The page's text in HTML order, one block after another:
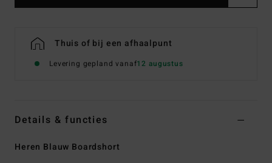
Thuis of bij een afhaalpunt
Levering gepland vanaf12 augustus
Details & functies
Heren Blauw Boardshort